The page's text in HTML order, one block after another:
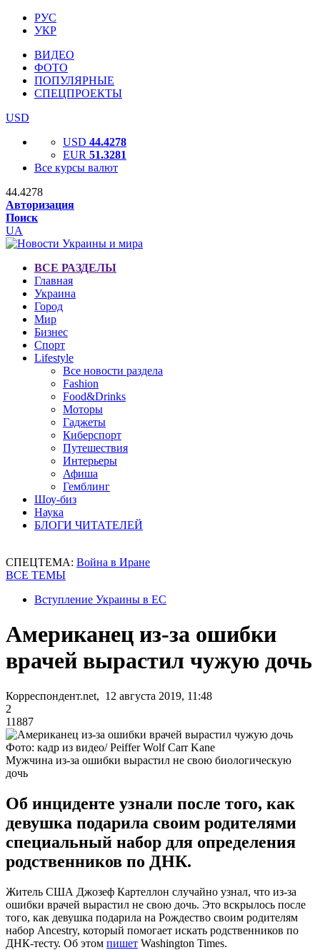
РУС
УКР
ВИДЕО
ФОТО
ПОПУЛЯРНЫЕ
СПЕЦПРОЕКТЫ
USD
USD 44.4278
EUR 51.3281
Все курсы валют
44.4278
Авторизация
Поиск
UA
ВСЕ РАЗДЕЛЫ
Главная
Украина
Город
Мир
Бизнес
Спорт
Lifestyle
Все новости раздела
Fashion
Food&Drinks
Моторы
Гаджеты
Киберспорт
Путешествия
Интерьеры
Афиша
Гемблинг
Шоу-биз
Наука
БЛОГИ ЧИТАТЕЛЕЙ
СПЕЦТЕМА: Война в Иране
ВСЕ ТЕМЫ
Вступление Украины в ЕС
Американец из-за ошибки
врачей вырастил чужую дочь
Корреспондент.net, 12 августа 2019, 11:48
2
11887
Фото: кадр из видео/ Peiffer Wolf Carr Kane
Мужчина из-за ошибки вырастил не свою биологическую
дочь
Об инциденте узнали после того, как
девушка подарила своим родителями
специальный набор для определения
родственников по ДНК.
Житель США Джозеф Картеллон случайно узнал, что из-за
ошибки врачей вырастил не свою дочь. Это вскрылось после
того, как девушка подарила на Рождество своим родителям
набор Ancestry, который помогает искать родственников по
ДНК-тесту. Об этом пишет Washington Times.